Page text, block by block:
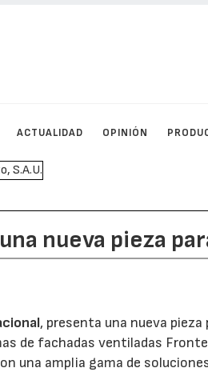
ACTUALIDAD OPINIÓN
nueva pieza
, presenta una nueva
de fachadas ventiladas
una amplia gama de